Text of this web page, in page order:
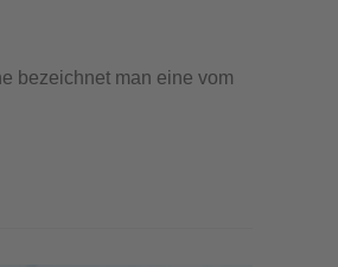
bezeichnet man eine vom